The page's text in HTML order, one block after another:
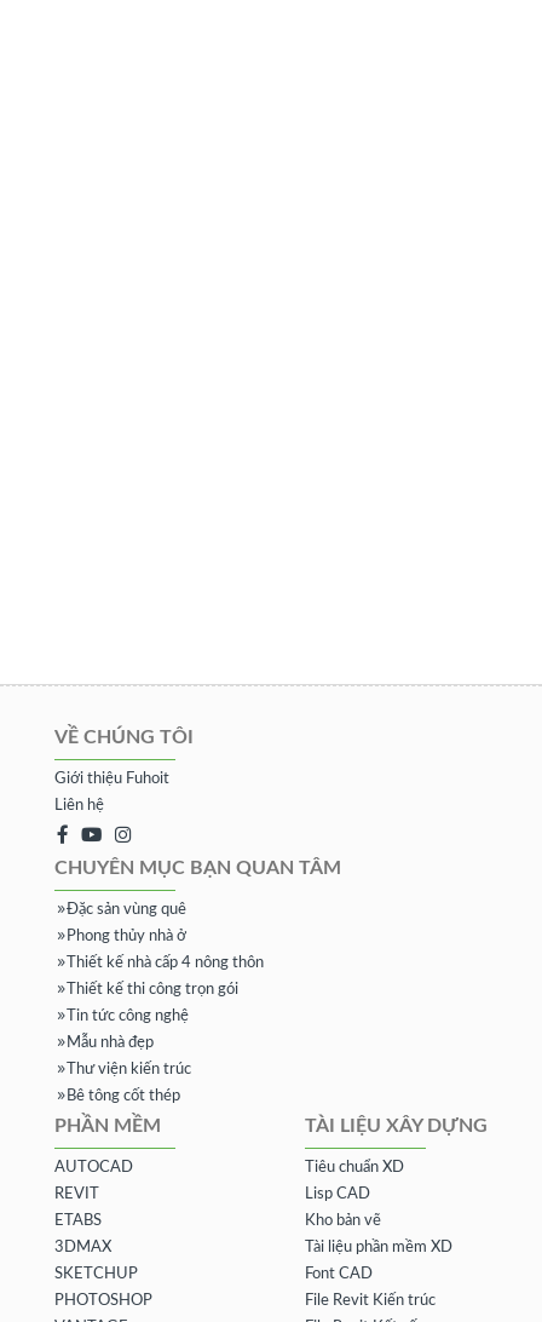
VỀ CHÚNG TÔI
Giới thiệu Fuhoit
Liên hệ
CHUYÊN MỤC BẠN QUAN TÂM
Đặc sản vùng quê
Phong thủy nhà ở
Thiết kế nhà cấp 4 nông thôn
Thiết kế thi công trọn gói
Tin tức công nghệ
Mẫu nhà đẹp
Thư viện kiến trúc
Bê tông cốt thép
PHẦN MỀM
AUTOCAD
REVIT
ETABS
3DMAX
SKETCHUP
PHOTOSHOP
TÀI LIỆU XÂY DỰNG
Tiêu chuẩn XD
Lisp CAD
Kho bản vẽ
Tài liệu phần mềm XD
Font CAD
File Revit Kiến trúc